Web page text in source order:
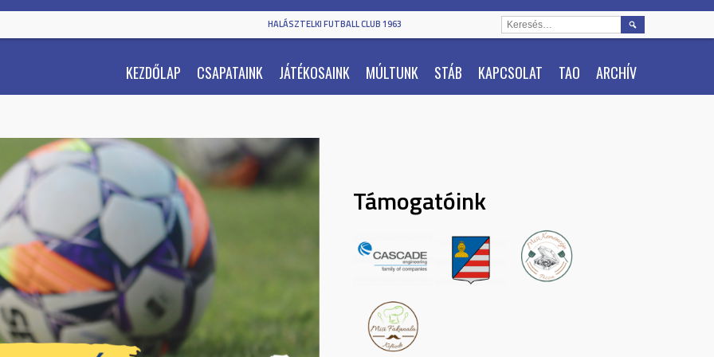
HALÁSZTELKI FUTBALL CLUB 1963
KEZDŐLAP CSAPATAINK JÁTÉKOSAINK MÚLTUNK STÁB KAPCSOLAT TAO ARCHÍV
KERESÉS:
Támogatóink